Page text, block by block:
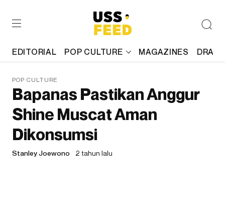
EDITORIAL POP CULTURE MAGAZINES
POP CULTURE
Bapanas Pastikan Anggur
Shine Muscat Aman
Dikonsumsi
Stanley Joewono 2 tahun lalu